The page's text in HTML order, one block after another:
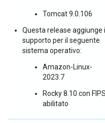
Tomcat 9.0.106
Questa release aggiunge il
supporto per il seguente
sistema operativo:
Amazon-Linux-
2023.7
Rocky 8.10 con FIPS
abilitato